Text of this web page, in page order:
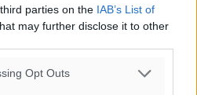
parties on the IAB’s List of
may further disclose it to other
Opt Outs